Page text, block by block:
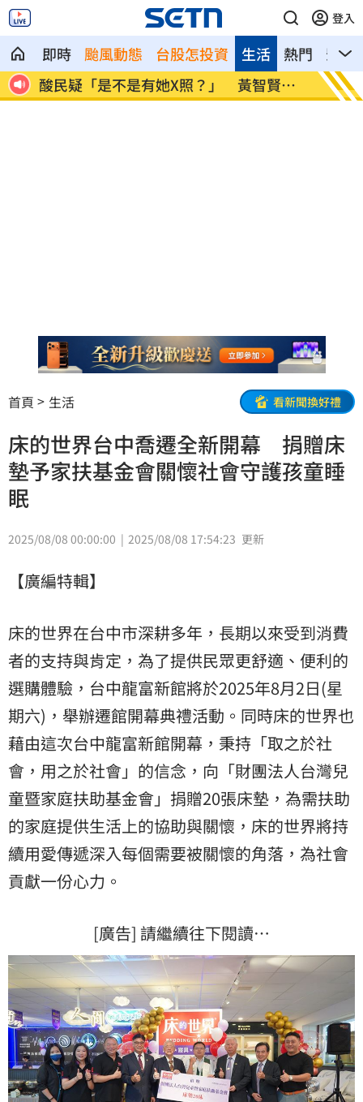
登入
即時 颱風動態 台股怎投資 熱門 影音
生活
不是有她X照？」 黃智賢回
歐洲最強情報機關
冠
首頁 生活 看新聞換好禮
床的世界台中喬遷全新開幕 捐贈床
墊予家扶基金會關懷社會守護孩童睡
眠
2025/08/08 00:00:00 2025/08/08 17:54:23 更新
【廣編特輯】
床的世界在台中市深耕多年，長期以來受到消費
者的支持與肯定，為了提供民眾更舒適、便利的
選購體驗，台中龍富新館將於2025年8月2日(星
期六)，舉辦遷館開幕典禮活動。同時床的世界也
藉由這次台中龍富新館開幕，秉持「取之於社
會，用之於社會」的信念，向「財團法人台灣兒
童暨家庭扶助基金會」捐贈20張床墊，為需扶助
的家庭提供生活上的協助與關懷，床的世界將持
續用愛傳遞深入每個需要被關懷的角落，為社會
貢獻一份心力。
[廣告] 請繼續往下閱讀…